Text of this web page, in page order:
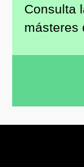
Consulta
másteres